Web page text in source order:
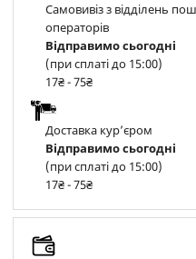
Самовивіз з відділень
операторів
Відправимо сьогодні
(при сплаті до 15:00)
17₴ - 75₴
Доставка курʼєром
Відправимо сьогодні
(при сплаті до 15:00)
17₴ - 75₴